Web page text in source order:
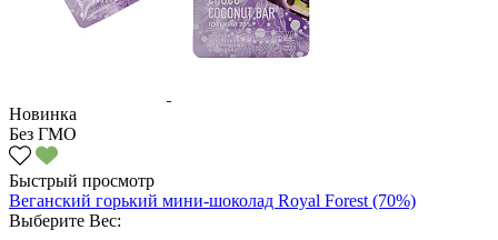
Новинка
Без ГМО
Быстрый просмотр
Веганский горький мини-шоколад Royal Forest (70%)
Выберите Вес: